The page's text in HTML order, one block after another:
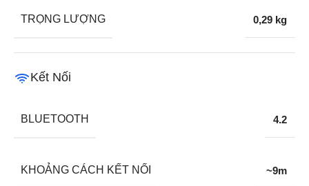
TRỌNG LƯỢNG 0,29 kg
Kết Nối
BLUETOOTH 4.2
KHOẢNG CÁCH KẾT NỐI ~9m